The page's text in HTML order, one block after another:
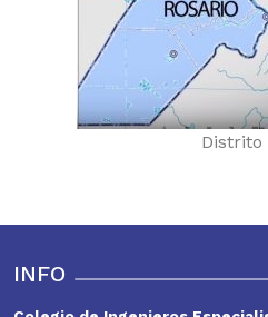
Distrito
INFO